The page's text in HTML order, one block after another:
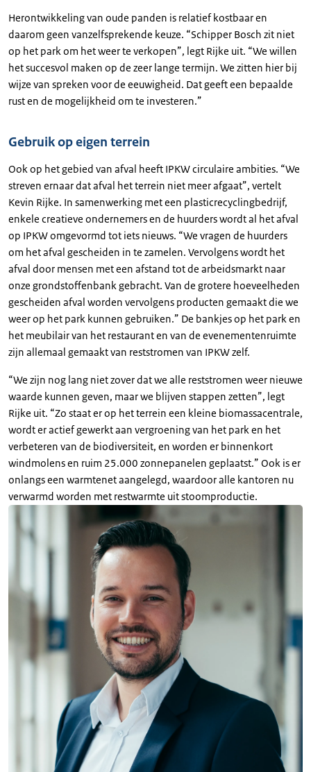
Herontwikkeling van oude panden is relatief kostbaar en
daarom geen vanzelfsprekende keuze. “Schipper Bosch zit niet
op het park om het weer te verkopen”, legt Rijke uit. “We willen
het succesvol maken op de zeer lange termijn. We zitten hier bij
wijze van spreken voor de eeuwigheid. Dat geeft een bepaalde
rust en de mogelijkheid om te investeren.”
Gebruik op eigen terrein
Ook op het gebied van afval heeft IPKW circulaire ambities. “We
streven ernaar dat afval het terrein niet meer afgaat”, vertelt
Kevin Rijke. In samenwerking met een plasticrecyclingbedrijf,
enkele creatieve ondernemers en de huurders wordt al het afval
op IPKW omgevormd tot iets nieuws. “We vragen de huurders
om het afval gescheiden in te zamelen. Vervolgens wordt het
afval door mensen met een afstand tot de arbeidsmarkt naar
onze grondstoffenbank gebracht. Van de grotere hoeveelheden
gescheiden afval worden vervolgens producten gemaakt die we
weer op het park kunnen gebruiken.” De bankjes op het park en
het meubilair van het restaurant en van de evenementenruimte
zijn allemaal gemaakt van reststromen van IPKW zelf.
“We zijn nog lang niet zover dat we alle reststromen weer nieuwe
waarde kunnen geven, maar we blijven stappen zetten”, legt
Rijke uit. “Zo staat er op het terrein een kleine biomassacentrale,
wordt er actief gewerkt aan vergroening van het park en het
verbeteren van de biodiversiteit, en worden er binnenkort
windmolens en ruim 25.000 zonnepanelen geplaatst.” Ook is er
onlangs een warmtenet aangelegd, waardoor alle kantoren nu
verwarmd worden met restwarmte uit stoomproductie.